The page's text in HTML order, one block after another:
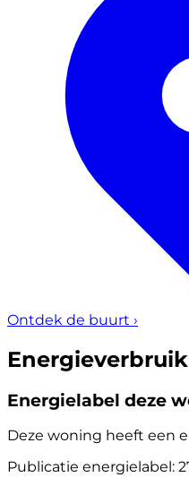
Ontdek de buurt ›
Energielabel deze
Deze woning heeft een
Publicatie energielabel: